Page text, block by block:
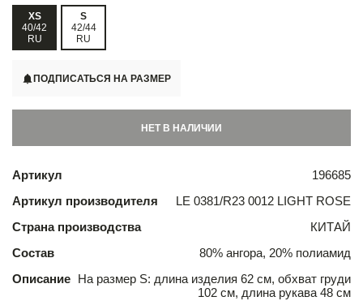
XS
40/42
RU
S
42/44
RU
ПОДПИСАТЬСЯ НА РАЗМЕР
НЕТ В НАЛИЧИИ
Артикул
196685
Артикул производителя
LE 0381/R23 0012 LIGHT ROSE
Страна производства
КИТАЙ
Состав
80% ангора, 20% полиамид
Описание На размер S: длина изделия 62 см, обхват груди
102 см, длина рукава 48 см